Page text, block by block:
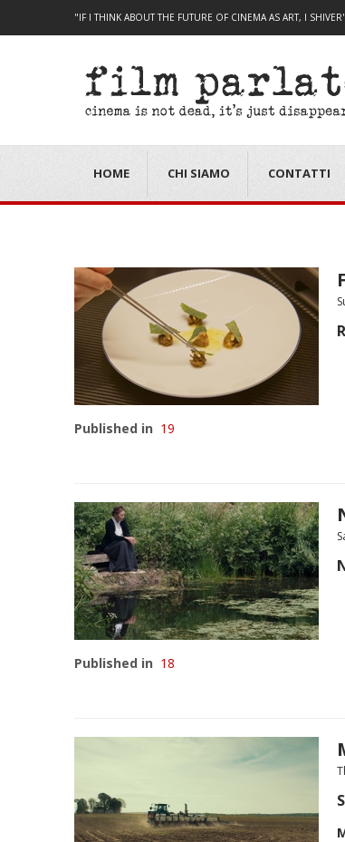
"IF I THINK ABOUT THE FUTURE OF CINEMA AS ART, I SHIVER"
HOME CHI SIAMO CONTATTI
Published in 19
Published in 18